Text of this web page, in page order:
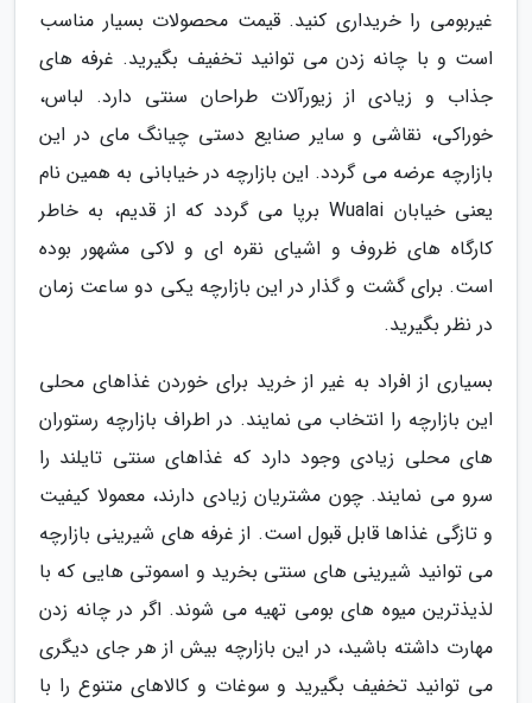
غیربومی را خریداری کنید. قیمت محصولات بسیار مناسب
است و با چانه زدن می توانید تخفیف بگیرید. غرفه های
جذاب و زیادی از زیورآلات طراحان سنتی دارد. لباس،
خوراکی، نقاشی و سایر صنایع دستی چیانگ مای در این
بازارچه عرضه می گردد. این بازارچه در خیابانی به همین نام
یعنی خیابان Wualai برپا می گردد که از قدیم، به خاطر
کارگاه های ظروف و اشیای نقره ای و لاکی مشهور بوده
است. برای گشت و گذار در این بازارچه یکی دو ساعت زمان
در نظر بگیرید.
بسیاری از افراد به غیر از خرید برای خوردن غذاهای محلی
این بازارچه را انتخاب می نمایند. در اطراف بازارچه رستوران
های محلی زیادی وجود دارد که غذاهای سنتی تایلند را
سرو می نمایند. چون مشتریان زیادی دارند، معمولا کیفیت
و تازگی غذاها قابل قبول است. از غرفه های شیرینی بازارچه
می توانید شیرینی های سنتی بخرید و اسموتی هایی که با
لذیذترین میوه های بومی تهیه می شوند. اگر در چانه زدن
مهارت داشته باشید، در این بازارچه بیش از هر جای دیگری
می توانید تخفیف بگیرید و سوغات و کالاهای متنوع را با